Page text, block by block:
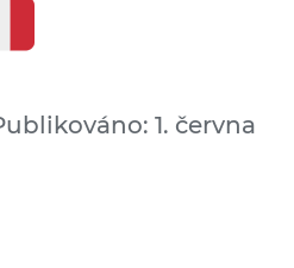
1. června